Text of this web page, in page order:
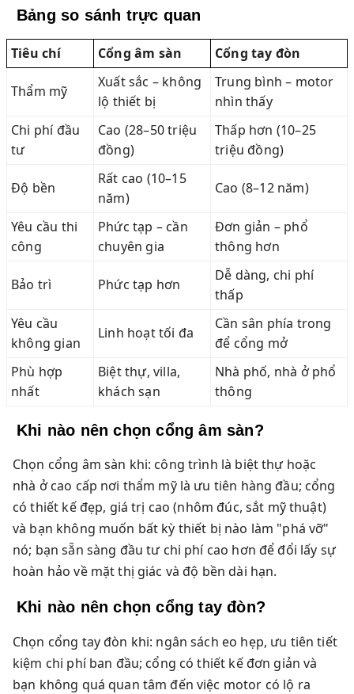
Bảng so sánh trực quan
Tiêu chí Cổng âm sàn Cổng tay đòn
Thẩm mỹ
Xuất sắc – không
lộ thiết bị
Trung bình – motor
nhìn thấy
Chi phí đầu
tư
Cao (28–50 triệu
đồng)
Thấp hơn (10–25
triệu đồng)
Độ bền
Rất cao (10–15
năm)
Cao (8–12 năm)
Yêu cầu thi
công
Phức tạp – cần
chuyên gia
Đơn giản – phổ
thông hơn
Bảo trì Phức tạp hơn
Dễ dàng, chi phí
thấp
Yêu cầu
không gian
Linh hoạt tối đa
Cần sân phía trong
để cổng mở
Phù hợp
nhất
Biệt thự, villa,
khách sạn
Nhà phố, nhà ở phổ
thông
Khi nào nên chọn cổng âm sàn?
Chọn cổng âm sàn khi: công trình là biệt thự hoặc
nhà ở cao cấp nơi thẩm mỹ là ưu tiên hàng đầu; cổng
có thiết kế đẹp, giá trị cao (nhôm đúc, sắt mỹ thuật)
và bạn không muốn bất kỳ thiết bị nào làm "phá vỡ"
nó; bạn sẵn sàng đầu tư chi phí cao hơn để đổi lấy sự
hoàn hảo về mặt thị giác và độ bền dài hạn.
Khi nào nên chọn cổng tay đòn?
Chọn cổng tay đòn khi: ngân sách eo hẹp, ưu tiên tiết
kiệm chi phí ban đầu; cổng có thiết kế đơn giản và
bạn không quá quan tâm đến việc motor có lộ ra